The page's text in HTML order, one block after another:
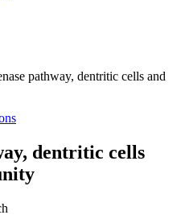
pathway, dentritic cells and
dentritic cells